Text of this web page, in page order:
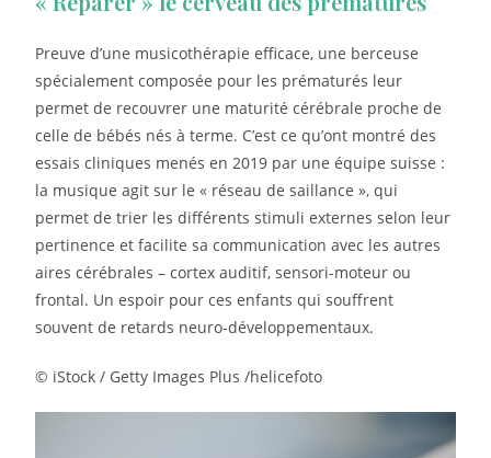
Preuve d’une musicothérapie efficace, une berceuse
spécialement composée pour les prématurés leur
permet de recouvrer une maturité cérébrale proche de
celle de bébés nés à terme. C’est ce qu’ont montré des
essais cliniques menés en 2019 par une équipe suisse :
la musique agit sur le « réseau de saillance », qui
permet de trier les différents stimuli externes selon leur
pertinence et facilite sa communication avec les autres
aires cérébrales – cortex auditif, sensori-moteur ou
frontal. Un espoir pour ces enfants qui souffrent
souvent de retards neuro-développementaux.
© iStock / Getty Images Plus /helicefoto